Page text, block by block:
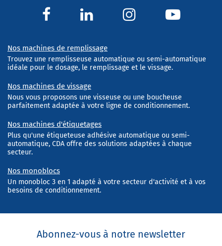
Nos machines de remplissage
Trouvez une remplisseuse automatique ou semi-automatique
idéale pour le dosage, le remplissage et le vissage.
Nos machines de vissage
Nous vous proposons une visseuse ou une boucheuse
parfaitement adaptée à votre ligne de conditionnement.
Nos machines d'étiquetages
Plus qu'une étiqueteuse adhésive automatique ou semi-
automatique, CDA offre des solutions adaptées à chaque
secteur.
Nos monoblocs
Un monobloc 3 en 1 adapté à votre secteur d'activité et à vos
besoins de conditionnement.
Abonnez-vous à notre newsletter